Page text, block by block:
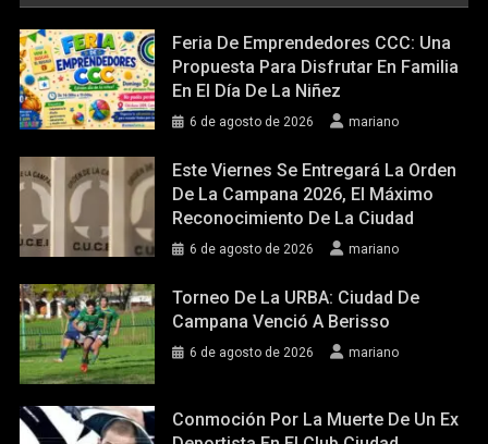
Feria De Emprendedores CCC: Una
Propuesta Para Disfrutar En Familia
En El Día De La Niñez
6 de agosto de 2026 mariano
Este Viernes Se Entregará La Orden
De La Campana 2026, El Máximo
Reconocimiento De La Ciudad
6 de agosto de 2026 mariano
Torneo De La URBA: Ciudad De
Campana Venció A Berisso
6 de agosto de 2026 mariano
Conmoción Por La Muerte De Un Ex